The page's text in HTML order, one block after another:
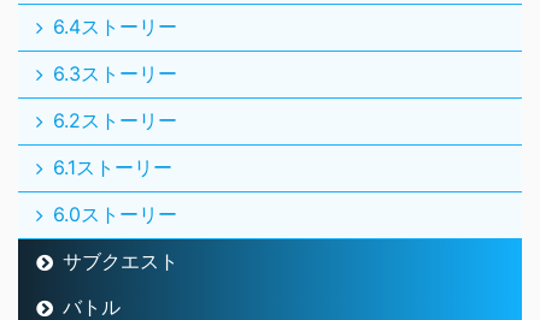
6.4ストーリー
6.3ストーリー
6.2ストーリー
6.1ストーリー
6.0ストーリー
サブクエスト
バトル